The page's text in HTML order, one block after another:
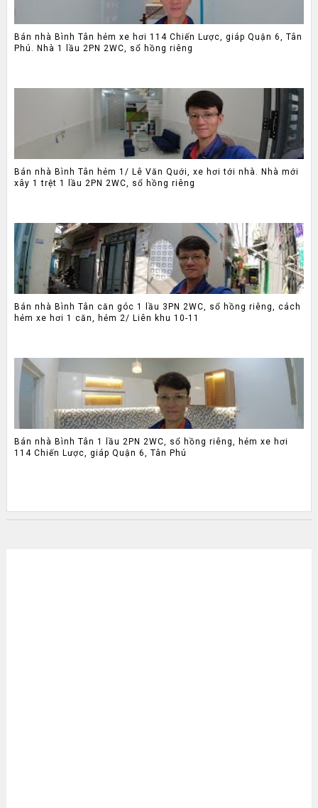
Bán nhà Bình Tân hẻm xe hơi 114 Chiến Lược, giáp Quận 6, Tân
Phú. Nhà 1 lầu 2PN 2WC, sổ hồng riêng
Bán nhà Bình Tân hẻm 1/ Lê Văn Quới, xe hơi tới nhà. Nhà mới
xây 1 trệt 1 lầu 2PN 2WC, sổ hồng riêng
Bán nhà Bình Tân căn góc 1 lầu 3PN 2WC, sổ hồng riêng, cách
hẻm xe hơi 1 căn, hẻm 2/ Liên khu 10-11
Bán nhà Bình Tân 1 lầu 2PN 2WC, sổ hồng riêng, hẻm xe hơi
114 Chiến Lược, giáp Quận 6, Tân Phú